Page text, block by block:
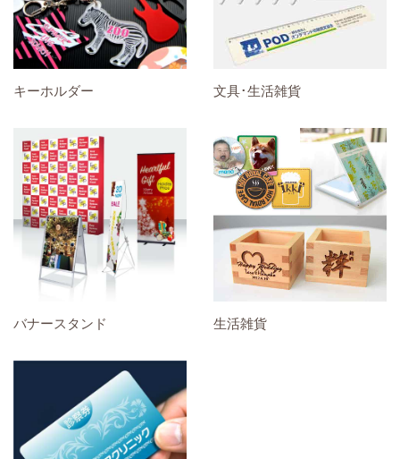
キーホルダー 文具･生活雑貨
バナースタンド 生活雑貨